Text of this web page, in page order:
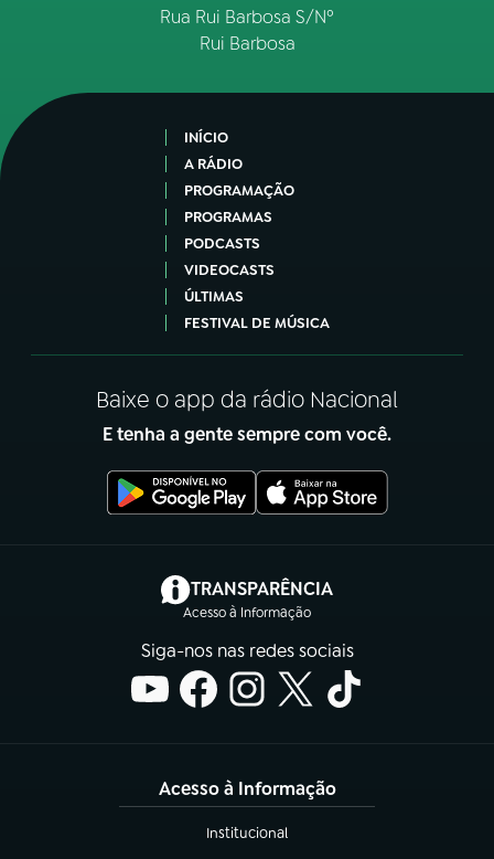
Rua Rui Barbosa S/Nº
Rui Barbosa
INÍCIO
A RÁDIO
PROGRAMAÇÃO
PROGRAMAS
PODCASTS
VIDEOCASTS
ÚLTIMAS
FESTIVAL DE MÚSICA
Baixe o app da rádio Nacional
E tenha a gente sempre com você.
TRANSPARÊNCIA
Acesso à Informação
(abre em nova aba)
Siga-nos nas redes sociais
Acesso à Informação
Institucional
(abre em nova aba)